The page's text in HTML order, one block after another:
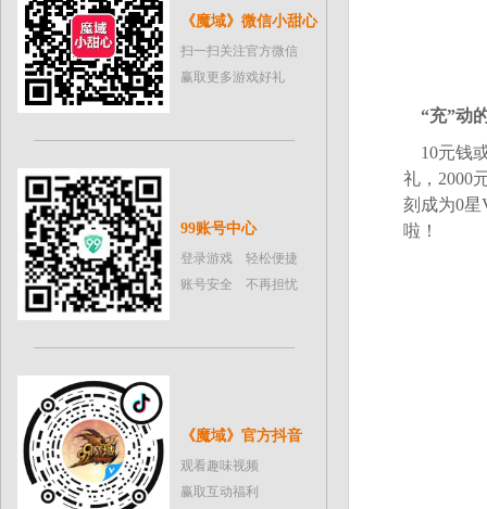
《魔域》微信小甜心
扫一扫关注官方微信
赢取更多游戏好礼
99账号中心
登录游戏 轻松便捷
账号安全 不再担忧
《魔域》官方抖音
观看趣味视频
赢取互动福利
“充”动
10元钱
礼，2000
刻成为0
啦！